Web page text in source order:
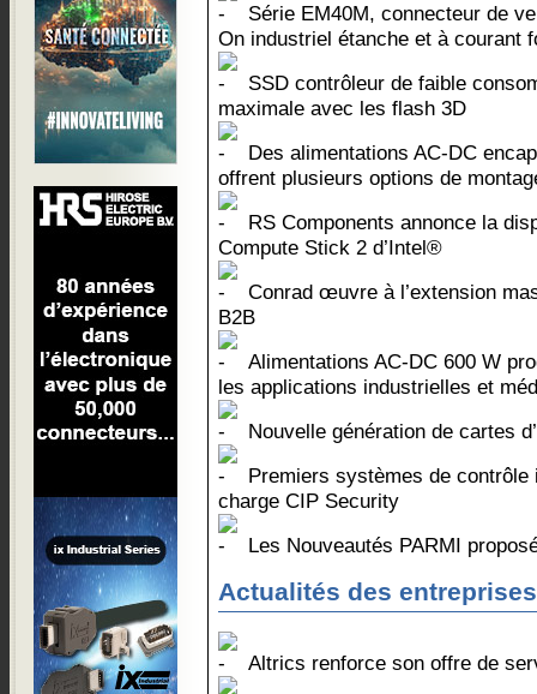
Série EM40M, connecteur de
On industriel étanche et à courant
SSD contrôleur de faible
maximale avec les flash 3D
Des alimentations AC-DC
offrent plusieurs options de
RS Components annonce la
Compute Stick 2 d’Intel®
Conrad œuvre à l’extension
B2B
Alimentations AC-DC 600 W
les applications industrielles et
Nouvelle génération de cartes
Premiers systèmes de
charge CIP Security
Les Nouveautés PARMI
Actualités des entreprises
Altrics renforce son offre de